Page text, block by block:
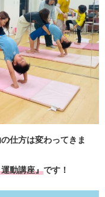
仕方は変わってきま
動講座』です！